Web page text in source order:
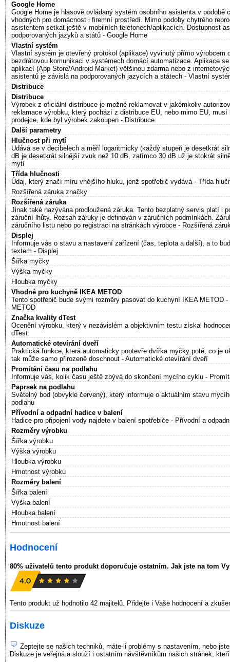
Google Home
Google Home je hlasově ovládaný systém osobního asistenta v podobě
vhodných pro domácnost i firemní prostředí. Mimo podoby chytrého
asistentem setkat ještě v mobilních telefonech/aplikacích. Dostupnost
podporovaných jazyků a států - Google Home
Vlastní systém
Vlastní systém je otevřený protokol (aplikace) vyvinutý přímo výrobcem
bezdrátovou komunikaci v systémech domácí automatizace. Aplikace
aplikací (App Store/Android Market) většinou zdarma nebo z
asistentů je závislá na podporovaných jazycích a státech - Vlastní
Distribuce
Distribuce
Výrobek z oficiální distribuce je možné reklamovat v jakémkoliv
reklamace výrobku, který pochází z distribuce EU, nebo mimo EU,
prodejce, kde byl výrobek zakoupen - Distribuce
Další parametry
Hlučnost při mytí
Udává se v decibelech a měří logaritmicky (každý stupeň je desetkrát
dB je desetkrát silnější zvuk než 10 dB, zatímco 30 dB už je stokrát
mytí
Třída hlučnosti
Údaj, který značí míru vnějšího hluku, jenž spotřebič vydává - Třída
Rozšířená záruka značky
Rozšířená záruka
Jinak také nazývána prodloužená záruka. Tento bezplatný servis platí i
záruční lhůty. Rozsah záruky je definován v záručních podmínkách.
záručního listu nebo po registraci na stránkách výrobce - Rozšířená
Displej
Informuje vás o stavu a nastavení zařízení (čas, teplota a další), a to
textem - Displej
Šířka myčky
Výška myčky
Hloubka myčky
Vhodné pro kuchyně IKEA METOD
Tento spotřebič bude svými rozměry pasovat do kuchyní IKEA METOD
METOD
Značka kvality dTest
Ocenění výrobku, který v nezávislém a objektivním testu získal
dTest
Automatické otevírání dveří
Praktická funkce, která automaticky pootevře dvířka myčky poté, co je
tak může samo přirozeně doschnout - Automatické otevírání dveří
Promítání času na podlahu
Informuje vás, kolik času ještě zbývá do skončení mycího cyklu -
Paprsek na podlahu
Světelný bod (obvykle červený), který informuje o aktuálním stavu
podlahu
Přívodní a odpadní hadice v balení
Hadice pro připojení vody najdete v balení spotřebiče - Přívodní a
Rozměry výrobku
Šířka výrobku
Výška výrobku
Hloubka výrobku
Hmotnost výrobku
Rozměry balení
Šířka balení
Výška balení
Hloubka balení
Hmotnost balení
Hodnocení
80% uživatelů tento produkt doporučuje ostatním. Jak jste na tom
Tento produkt už hodnotilo 42 majitelů. Přidejte i Vaše hodnocení a
Diskuze
Zeptejte se našich techniků, máte-li problémy s nastavením, nebo
Diskuze je veřejná a slouží i ostatním návštěvníkům našich stránek,